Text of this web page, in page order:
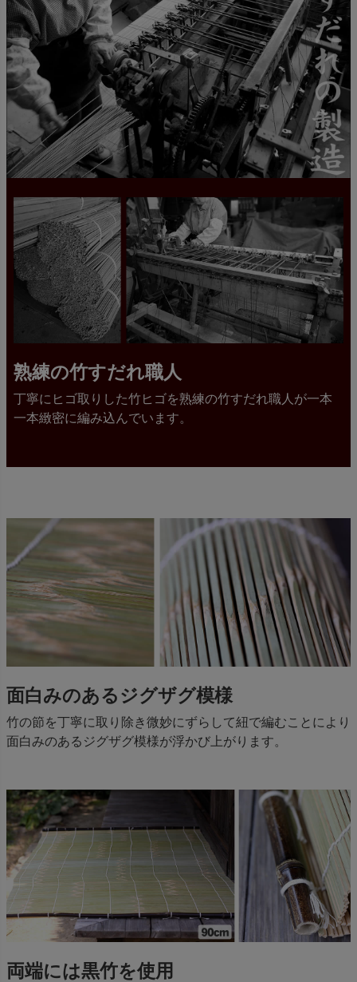
熟練の竹すだれ職人
丁寧にヒゴ取りした竹ヒゴを熟練の竹すだれ職人が一本
一本緻密に編み込んでいます。
面白みのあるジグザグ模様
竹の節を丁寧に取り除き微妙にずらして紐で編むことにより
面白みのあるジグザグ模様が浮かび上がります。
両端には黒竹を使用